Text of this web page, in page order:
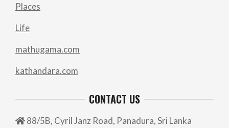
Places
Life
mathugama.com
kathandara.com
CONTACT US
88/5B, Cyril Janz Road, Panadura, Sri Lanka